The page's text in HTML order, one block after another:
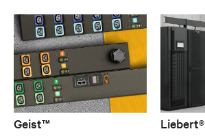
Geist™ Liebert®